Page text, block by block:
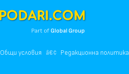
Part ofGlobal Group
Общи условия Редакционна политика